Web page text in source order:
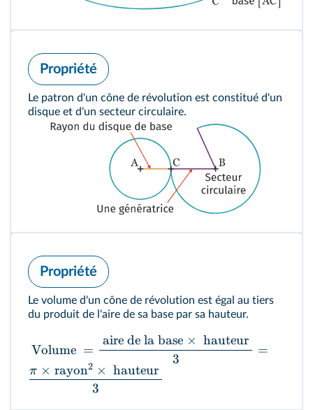
Propriété
Le patron d'un cône de révolution est constitué d'un
disque et d'un secteur circulaire.
Propriété
Le volume d'un cône de révolution est égal au tiers
du produit de l'aire de sa base par sa hauteur.
Volume =
3
aire de la base × hauteur
=
3
π × rayon2 × hauteur